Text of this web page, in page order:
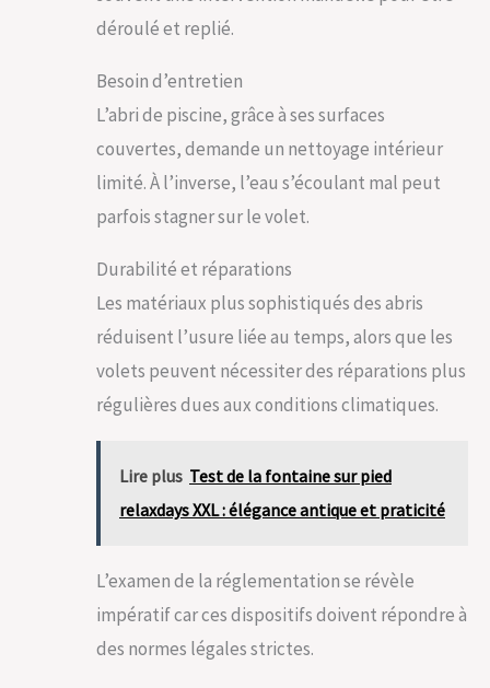
déroulé et replié.
Besoin d’entretien
L’abri de piscine, grâce à ses surfaces
couvertes, demande un nettoyage intérieur
limité. À l’inverse, l’eau s’écoulant mal peut
parfois stagner sur le volet.
Durabilité et réparations
Les matériaux plus sophistiqués des abris
réduisent l’usure liée au temps, alors que les
volets peuvent nécessiter des réparations plus
régulières dues aux conditions climatiques.
Lire plus Test de la fontaine sur pied
relaxdays XXL : élégance antique et praticité
L’examen de la réglementation se révèle
impératif car ces dispositifs doivent répondre à
des normes légales strictes.